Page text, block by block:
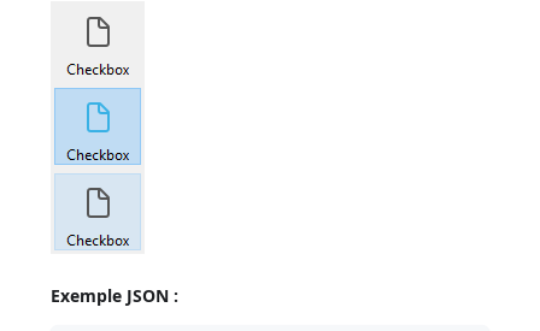
Exemple JSON :